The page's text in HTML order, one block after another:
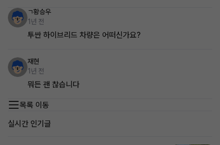
ㄱ황승우
1년 전
투싼 하이브리드 차량은 어떠신가요?
재현
1년 전
뭐든 괜 찮습니다
목록 이동
실시간 인기글